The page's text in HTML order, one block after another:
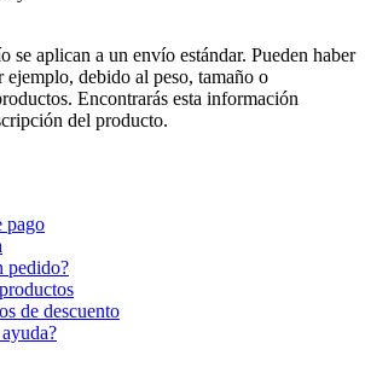
se aplican a un envío estándar. Pueden haber
ejemplo, debido al peso, tamaño o
Encontrarás esta información
del producto.
pago
pedido?
de descuento